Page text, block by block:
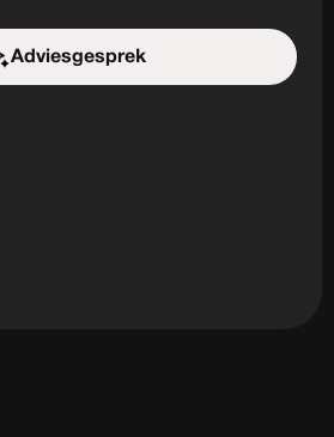
Adviesgesprek
Start de uitdaging